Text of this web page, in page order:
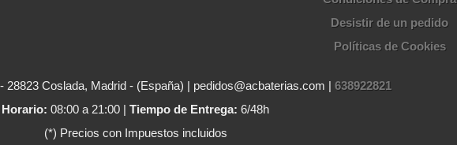
Desistir de un pedido
Políticas de Cookies
28823 Coslada, Madrid - (España) | pedidos@acbaterias.com | 638922821
Horario:08:00 a 21:00 |Tiempo de Entrega:6/48h
(*) Precios con Impuestos incluidos